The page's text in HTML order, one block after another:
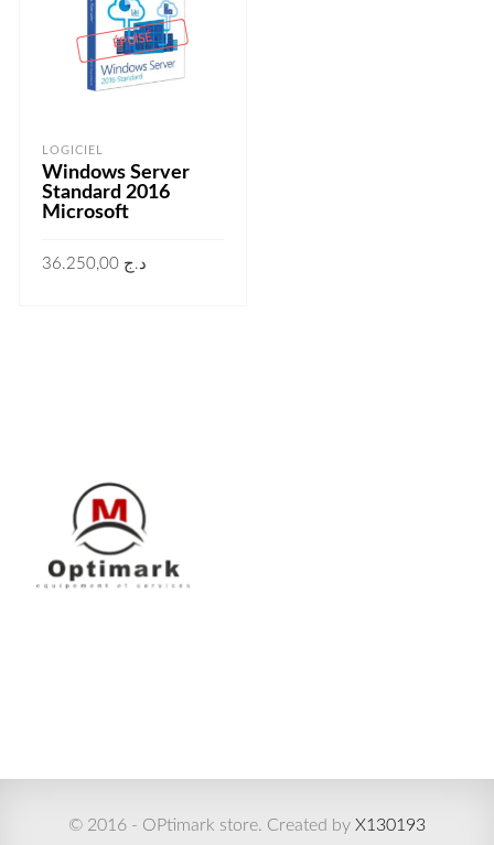
ÉPUISÉ
LOGICIEL
Windows Server
Standard 2016
Microsoft
د.ج 36.250,00
© 2016 - OPtimark store. Created by X130193